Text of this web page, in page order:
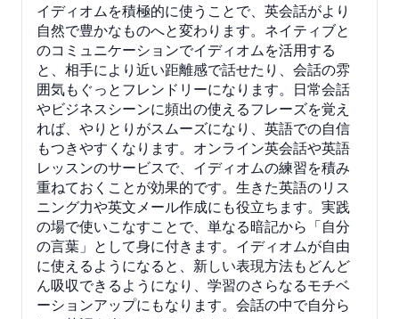
イディオムを積極的に使うことで、英会話がより
自然で豊かなものへと変わります。ネイティブと
のコミュニケーションでイディオムを活用する
と、相手により近い距離感で話せたり、会話の雰
囲気もぐっとフレンドリーになります。日常会話
やビジネスシーンに頻出の使えるフレーズを覚え
れば、やりとりがスムーズになり、英語での自信
もつきやすくなります。オンライン英会話や英語
レッスンのサービスで、イディオムの練習を積み
重ねておくことが効果的です。生きた英語のリス
ニング力や英文メール作成にも役立ちます。実践
の場で使いこなすことで、単なる暗記から「自分
の言葉」として身に付きます。イディオムが自由
に使えるようになると、新しい表現方法もどんど
ん吸収できるようになり、学習のさらなるモチベ
ーションアップにもなります。会話の中で自分ら